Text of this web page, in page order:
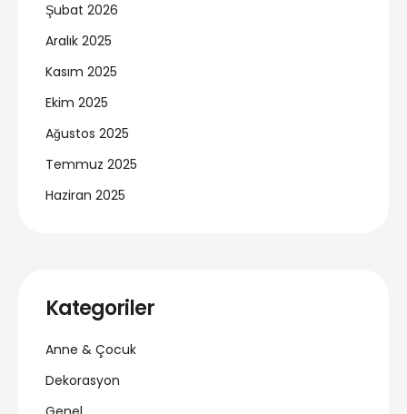
Şubat 2026
Aralık 2025
Kasım 2025
Ekim 2025
Ağustos 2025
Temmuz 2025
Haziran 2025
Kategoriler
Anne & Çocuk
Dekorasyon